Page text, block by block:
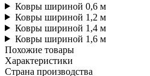
Ковры шириной 0,6 м
Ковры шириной 1,2 м
Ковры шириной 1,4 м
Ковры шириной 1,6 м
Похожие товары
Характеристики
Страна производства